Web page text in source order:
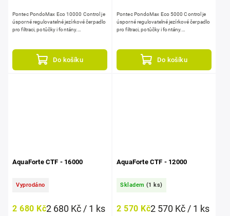
Do košíku
Pontec PondoMax Eco 10000 Control je
úsporné regulovatelné jezírkové čerpadlo
pro filtraci, potůčky i fontány.
Do košíku
Pontec PondoMax Eco 5000 Control je
úsporné regulovatelné jezírkové čerpadlo
pro filtraci, potůčky i fontány.
AquaForte CTF - 16000
Vyprodáno
2 680 Kč2 680 Kč / 1 ks
AquaForte CTF - 12000
Skladem (1 ks)
2 570 Kč2 570 Kč / 1 ks